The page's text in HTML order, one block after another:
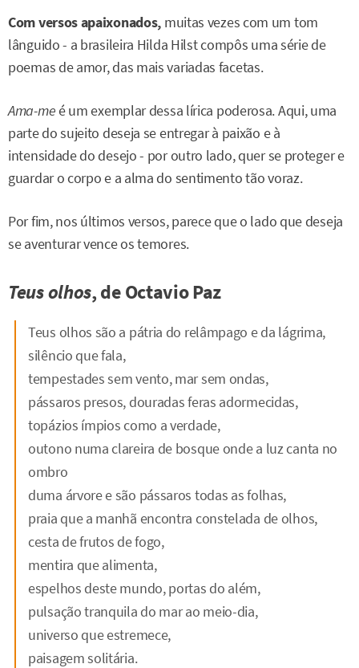
Com versos apaixonados, muitas vezes com um tom
lânguido - a brasileira Hilda Hilst compôs uma série de
poemas de amor, das mais variadas facetas.
Ama-meé um exemplar dessa lírica poderosa. Aqui, uma
parte do sujeito deseja se entregar à paixão e à
intensidade do desejo - por outro lado, quer se proteger e
guardar o corpo e a alma do sentimento tão voraz.
Por fim, nos últimos versos, parece que o lado que deseja
se aventurar vence os temores.
Teus olhos, de Octavio Paz
Teus olhos são a pátria do relâmpago e da lágrima,
silêncio que fala,
tempestades sem vento, mar sem ondas,
pássaros presos, douradas feras adormecidas,
topázios ímpios como a verdade,
outono numa clareira de bosque onde a luz canta no
ombro
duma árvore e são pássaros todas as folhas,
praia que a manhã encontra constelada de olhos,
cesta de frutos de fogo,
mentira que alimenta,
espelhos deste mundo, portas do além,
pulsação tranquila do mar ao meio-dia,
universo que estremece,
paisagem solitária.